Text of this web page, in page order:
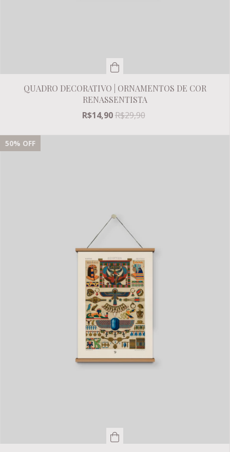
QUADRO DECORATIVO | ORNAMENTOS DE COR
RENASSENTISTA
R$14,90R$29,90
50% OFF